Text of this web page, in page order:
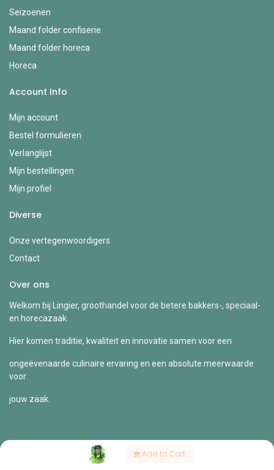
Add to Cart
Seizoenen
Maand folder confiserie
Maand folder horeca
Horeca
Account Info
Mijn account
Bestel formulieren
Verlanglijst
Mijn bestellingen
Mijn profiel
Diverse
Onze vertegenwoordigers
Contact
Over ons
Welkom bij Lingier, groothandel voor de betere bakkers-, speciaal-
en horecazaak.
Hier komen traditie, kwaliteit en innovatie samen voor een
ongeëvenaarde culinaire ervaring en een absolute meerwaarde
voor
jouw zaak.
Copyright © Lingier